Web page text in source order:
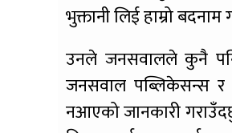
भुक्तानी लिई हाम्रो
उनले जनसवालले कुनै
जनसवाल पब्लिकेसन्स र
नआएको जानकारी